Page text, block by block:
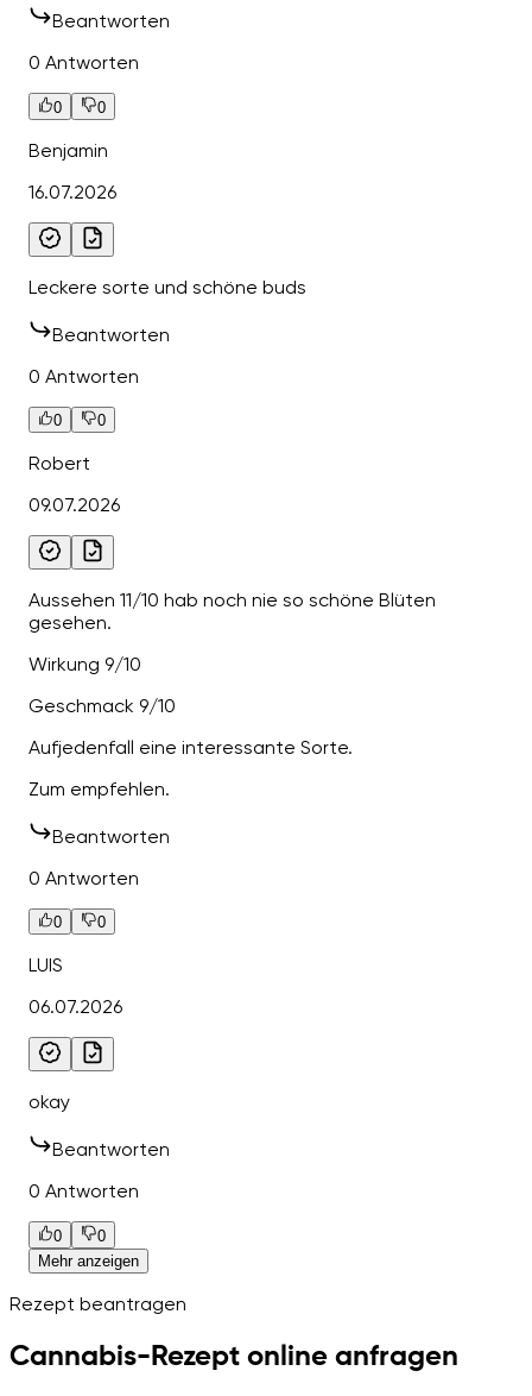
Beantworten
0 Antworten
0 0
Benjamin
16.07.2026
Leckere sorte und schöne buds
Beantworten
0 Antworten
0 0
Robert
09.07.2026
Aussehen 11/10 hab noch nie so schöne Blüten
gesehen.
Wirkung 9/10
Geschmack 9/10
Aufjedenfall eine interessante Sorte.
Zum empfehlen.
Beantworten
0 Antworten
0 0
LUIS
06.07.2026
okay
Beantworten
0 Antworten
0
0
Mehr anzeigen
Rezept beantragen
Cannabis-Rezept online anfragen